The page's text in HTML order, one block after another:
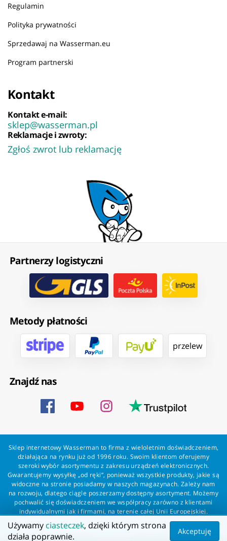
Regulamin
Polityka prywatności
Sprzedawaj na Wasserman.eu
Program partnerski
Kontakt
Kontakt e-mail:
sklep@wasserman.pl
Reklamacje i zwroty:
Zgłoś zwrot lub reklamację
Partnerzy logistyczni
Metody płatności
przelew
Znajdź nas
Sklep internetowy Wasserman to firma z wieloletnim doświadczeniem,
działająca na rynku już od 1996 roku. Swoim klientom oferujemy
szeroki wybór asortymentu z zakresu urządzeń elektronicznych.
Gwarantujemy wysyłkę „od ręki”, ponieważ wszystkie produkty, jakie są
widoczne na stronie posiadamy w naszych magazynach. Zależy nam
na rozwoju, dlatego ciągle poszerzamy dostępny asortyment. Możemy
pochwalić się doświadczeniem we współpracy zarówno z klientami
indywidualnymi jak i firmami, na terenie całej Unii Europejskiej.
Zapewniamy profesjonalną obsługę każdego klienta oraz szybką i
bezproblemową realizację zamówień. Wasserman - wszystko dla
Używamy ciasteczek, dzięki którym strona
działa poprawnie.
Akceptuję